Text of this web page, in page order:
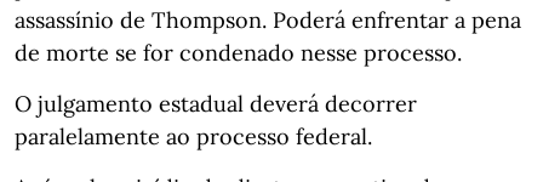
assassínio de Thompson. Poderá enfrentar a pena
de morte se for condenado nesse processo.
O julgamento estadual deverá decorrer
paralelamente ao processo federal.